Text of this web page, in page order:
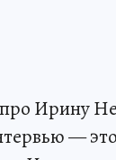
Ирину
—